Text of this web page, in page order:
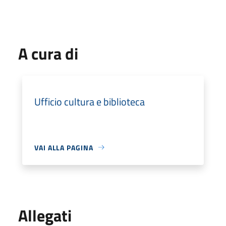
A cura di
Ufficio cultura e biblioteca
VAI ALLA PAGINA
Allegati